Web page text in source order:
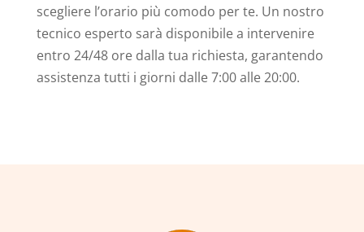
scegliere l’orario più comodo per te. Un nostro
tecnico esperto sarà disponibile a intervenire
entro 24/48 ore dalla tua richiesta, garantendo
assistenza tutti i giorni dalle 7:00 alle 20:00.